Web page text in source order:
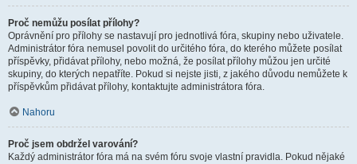
Proč nemůžu posílat přílohy?
Oprávnění pro přílohy se nastavují pro jednotlivá fóra, skupiny nebo uživatele.
Administrátor fóra nemusel povolit do určitého fóra, do kterého můžete posílat
příspěvky, přidávat přílohy, nebo možná, že posílat přílohy můžou jen určité
skupiny, do kterých nepatříte. Pokud si nejste jisti, z jakého důvodu nemůžete k
příspěvkům přidávat přílohy, kontaktujte administrátora fóra.
Nahoru
Proč jsem obdržel varování?
Každý administrátor fóra má na svém fóru svoje vlastní pravidla. Pokud nějaké